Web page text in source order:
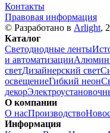
Контакты
Правовая информация
© Разработано в Arlight,
Каталог
Светодиодные ленты
и автоматизации
светДизайнерский свет
освещениеГибкий неон
декор
О компании
О насПроизводство
Информация